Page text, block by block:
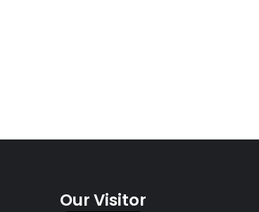
Our Visitor